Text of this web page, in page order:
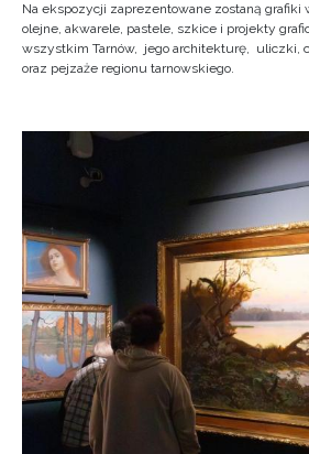
Na ekspozycji zaprezentowane zostaną grafiki
olejne, akwarele, pastele, szkice i projekty
wszystkim Tarnów, jego architekturę, uliczki,
oraz pejzaże regionu tarnowskiego.